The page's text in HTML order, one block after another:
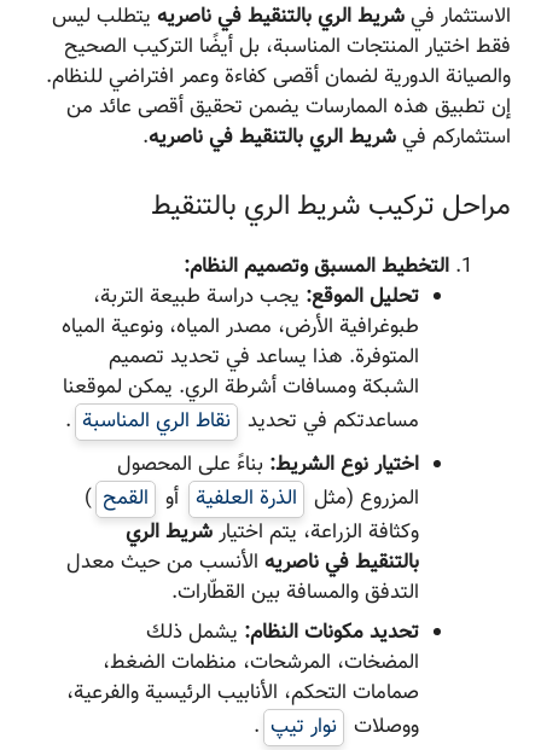
الاستثمار فيشريط الري بالتنقيط في ناصریه يتطلب ليس
فقط اختيار المنتجات المناسبة، بل أيضًا التركيب الصحيح
والصيانة الدورية لضمان أقصى كفاءة وعمر افتراضي للنظام.
إن تطبيق هذه الممارسات يضمن تحقيق أقصى عائد من
استثماركم فيشريط الري بالتنقيط في ناصریه.
مراحل تركيب شريط الري بالتنقيط
التخطيط المسبق وتصميم النظام:
تحليل الموقع: يجب دراسة طبيعة التربة،
طبوغرافية الأرض، مصدر المياه، ونوعية المياه
المتوفرة. هذا يساعد في تحديد تصميم
الشبكة ومسافات أشرطة الري. يمكن لموقعنا
مساعدتكم في تحديد نقاط الري المناسبة .
اختيار نوع الشريط: بناءً على المحصول
المزروع (مثل الذرة العلفية أو القمح )
وكثافة الزراعة، يتم اختيارشريط الري
بالتنقيط في ناصریه الأنسب من حيث معدل
التدفق والمسافة بين القطّارات.
تحديد مكونات النظام: يشمل ذلك
المضخات، المرشحات، منظمات الضغط،
صمامات التحكم، الأنابيب الرئيسية والفرعية،
ووصلات نوار تیپ .